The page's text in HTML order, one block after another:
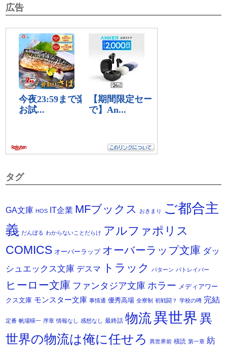
広告
タグ
GA文庫 HOS IT企業 MFブックス おきまり
ご都合主
義 だんぼる わからないことだらけ アルファポリス
COMICS オーバーラップ オーバーラップ文庫 ダッ
シュエックス文庫 デスマ トラック パターン パトレイバー
ヒーロー文庫 ファンタジア文庫 ホラー メディアワー
クス文庫 モンスター文庫 事情通 優秀高場 全寮制 初戦闘？ 学校の噂 完結
定番 帆場暎一 序章 情報なし 感想なし 最終話 物流異世界異
世界の物流は俺に任せろ
異世界前 積読 第一章 紡